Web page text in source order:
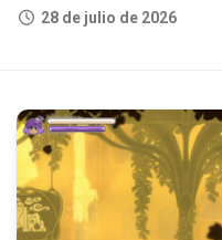
28 de julio de 2026